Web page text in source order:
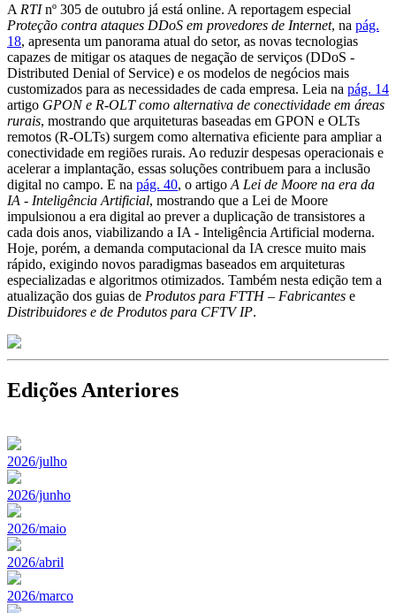
A RTInº 305 de outubro já está online. A reportagem especial
Proteção contra ataques DDoS em provedores de Internet, na pág.
18, apresenta um panorama atual do setor, as novas tecnologias
capazes de mitigar os ataques de negação de serviços (DDoS -
Distributed Denial of Service) e os modelos de negócios mais
customizados para as necessidades de cada empresa. Leia na pág. 14
artigo GPON e R-OLT como alternativa de conectividade em áreas
rurais, mostrando que arquiteturas baseadas em GPON e OLTs
remotos (R-OLTs) surgem como alternativa eficiente para ampliar a
conectividade em regiões rurais. Ao reduzir despesas operacionais e
acelerar a implantação, essas soluções contribuem para a inclusão
digital no campo. E na pág. 40, o artigo A Lei de Moore na era da
IA - Inteligência Artificial, mostrando que a Lei de Moore
impulsionou a era digital ao prever a duplicação de transistores a
cada dois anos, viabilizando a IA - Inteligência Artificial moderna.
Hoje, porém, a demanda computacional da IA cresce muito mais
rápido, exigindo novos paradigmas baseados em arquiteturas
especializadas e algoritmos otimizados. Também nesta edição tem a
atualização dos guias de Produtos para FTTH – Fabricantes e
Distribuidores e de Produtos para CFTV IP.
Edições Anteriores
2026/julho
2026/junho
2026/maio
2026/abril
2026/marco